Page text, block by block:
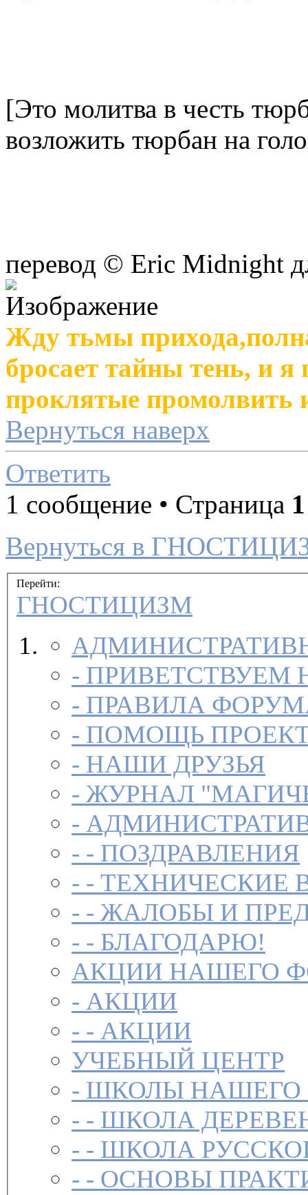
[Это молитва в честь
возложить тюрбан на
перевод © Eric Midnight
Жду тьмы
бросает тайны тень, и я
проклятые промолвить
Вернуться наверх
Ответить
1 сообщение • Страница 1
Вернуться в
Перейти:
ГНОСТИЦИЗМ
- ПРИВЕТСТВУЕМ
-
ПРАВИЛА
- ПОМОЩЬ
- НАШИ ДРУЗЬЯ
- ЖУРНАЛ
-
- - ПОЗДРАВЛЕНИЯ
- - ТЕХНИЧЕСКИЕ
- - ЖАЛОБЫ И
- - БЛАГОДАРЮ!
АКЦИИ НАШЕГО
- АКЦИИ
- - АКЦИИ
УЧЕБНЫЙ ЦЕНТР
- ШКОЛЫ НАШЕГО
- - ШКОЛА
- - ШКОЛА
- - ОСНОВЫ